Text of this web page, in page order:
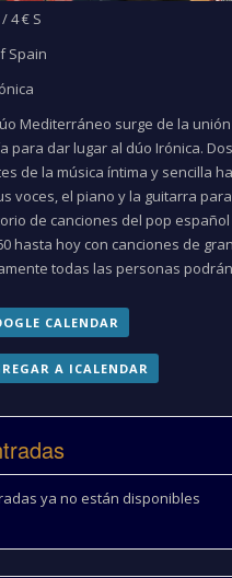
4 € S
Spain
Mediterráneo surge de la
para dar lugar al dúo Irónica.
de la música íntima y sencilla
voces, el piano y la guitarra
de canciones del pop
hasta hoy con canciones de
todas las personas
CALENDAR
A ICALENDAR
ya no están disponibles